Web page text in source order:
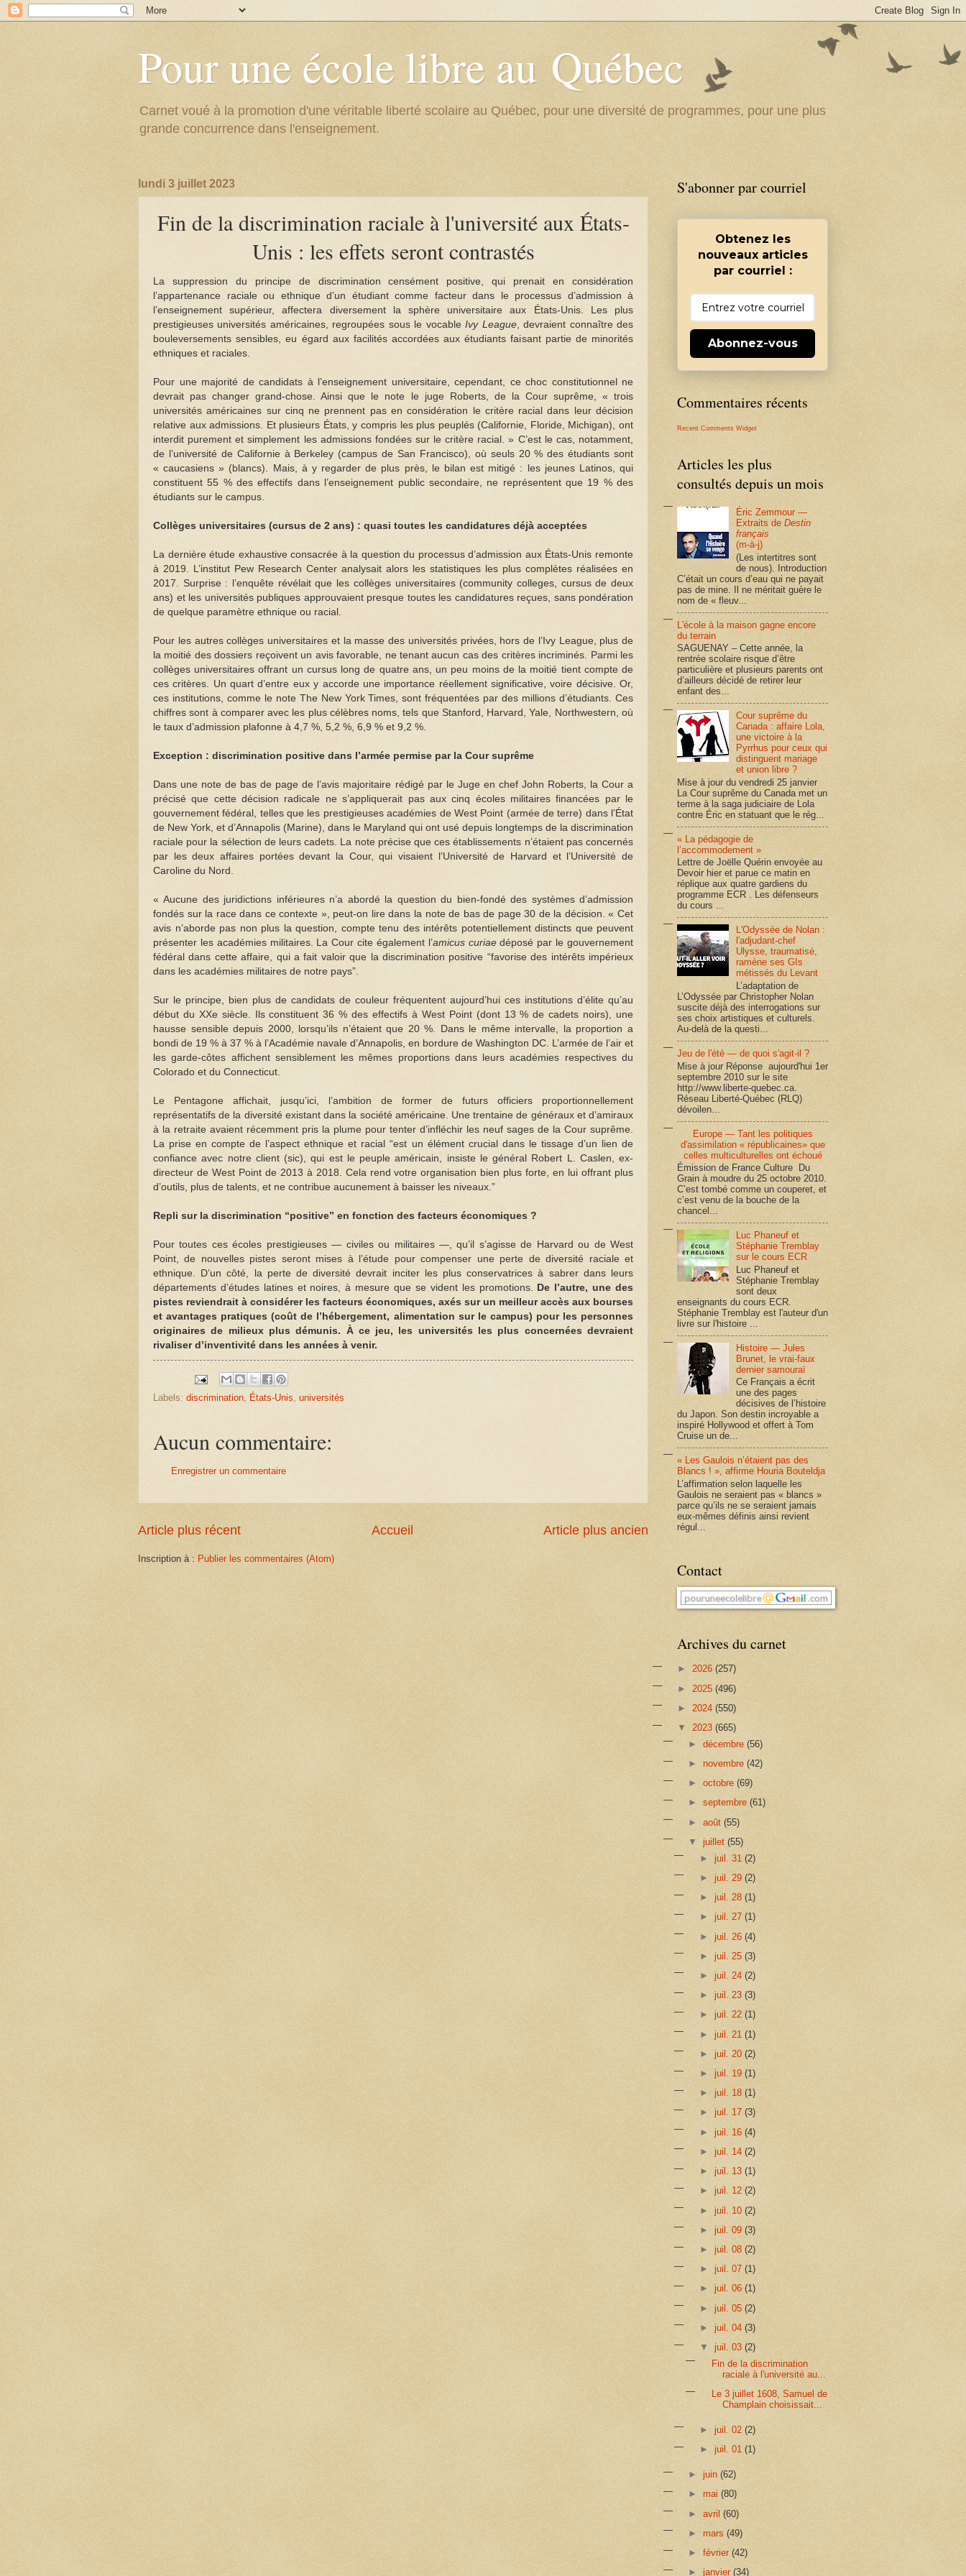
Pour une école libre au Québec
Carnet voué à la promotion d'une véritable liberté scolaire au Québec, pour une diversité de programmes, pour une plus
grande concurrence dans l'enseignement.
lundi 3 juillet 2023
Fin de la discrimination raciale à l'université aux États-
Unis : les effets seront contrastés
La suppression du principe de discrimination censément positive, qui prenait en considération
l’appartenance raciale ou ethnique d’un étudiant comme facteur dans le processus d’admission à
l’enseignement supérieur, affectera diversement la sphère universitaire aux États-Unis. Les plus
prestigieuses universités américaines, regroupées sous le vocableIvy League, devraient connaître des
bouleversements sensibles, eu égard aux facilités accordées aux étudiants faisant partie de minorités
ethniques et raciales.
Pour une majorité de candidats à l’enseignement universitaire, cependant, ce choc constitutionnel ne
devrait pas changer grand-chose. Ainsi que le note le juge Roberts, de la Cour suprême, « trois
universités américaines sur cinq ne prennent pas en considération le critère racial dans leur décision
relative aux admissions. Et plusieurs États, y compris les plus peuplés (Californie, Floride, Michigan), ont
interdit purement et simplement les admissions fondées sur le critère racial. » C’est le cas, notamment,
de l’université de Californie à Berkeley (campus de San Francisco), où seuls 20 % des étudiants sont
« caucasiens » (blancs). Mais, à y regarder de plus près, le bilan est mitigé : les jeunes Latinos, qui
constituent 55 % des effectifs dans l’enseignement public secondaire, ne représentent que 19 % des
étudiants sur le campus.
Collèges universitaires (cursus de 2 ans) : quasi toutes les candidatures déjà acceptées
La dernière étude exhaustive consacrée à la question du processus d’admission aux États-Unis remonte
à 2019. L’institut Pew Research Center analysait alors les statistiques les plus complètes réalisées en
2017. Surprise : l’enquête révélait que les collèges universitaires (community colleges, cursus de deux
ans) et les universités publiques approuvaient presque toutes les candidatures reçues, sans pondération
de quelque paramètre ethnique ou racial.
Pour les autres collèges universitaires et la masse des universités privées, hors de l’Ivy League, plus de
la moitié des dossiers reçoivent un avis favorable, ne tenant aucun cas des critères incriminés. Parmi les
collèges universitaires offrant un cursus long de quatre ans, un peu moins de la moitié tient compte de
ces critères. Un quart d’entre eux y accorde une importance réellement significative, voire décisive. Or,
ces institutions, comme le note The New York Times, sont fréquentées par des millions d’étudiants. Ces
chiffres sont à comparer avec les plus célèbres noms, tels que Stanford, Harvard, Yale, Northwestern, où
le taux d’admission plafonne à 4,7 %, 5,2 %, 6,9 % et 9,2 %.
Exception : discrimination positive dans l’armée permise par la Cour suprême
Dans une note de bas de page de l’avis majoritaire rédigé par le Juge en chef John Roberts, la Cour a
précisé que cette décision radicale ne s’appliquerait pas aux cinq écoles militaires financées par le
gouvernement fédéral, telles que les prestigieuses académies de West Point (armée de terre) dans l’État
de New York, et d’Annapolis (Marine), dans le Maryland qui ont usé depuis longtemps de la discrimination
raciale pour la sélection de leurs cadets. La note précise que ces établissements n’étaient pas concernés
par les deux affaires portées devant la Cour, qui visaient l’Université de Harvard et l’Université de
Caroline du Nord.
« Aucune des juridictions inférieures n’a abordé la question du bien-fondé des systèmes d’admission
fondés sur la race dans ce contexte », peut-on lire dans la note de bas de page 30 de la décision. « Cet
avis n’aborde pas non plus la question, compte tenu des intérêts potentiellement distincts que peuvent
présenter les académies militaires. La Cour cite également l’amicus curiaedéposé par le gouvernement
fédéral dans cette affaire, qui a fait valoir que la discrimination positive “favorise des intérêts impérieux
dans les académies militaires de notre pays”.
Sur le principe, bien plus de candidats de couleur fréquentent aujourd’hui ces institutions d’élite qu’au
début du XXe siècle. Ils constituent 36 % des effectifs à West Point (dont 13 % de cadets noirs), une
hausse sensible depuis 2000, lorsqu’ils n’étaient que 20 %. Dans le même intervalle, la proportion a
bondi de 19 % à 37 % à l’Académie navale d’Annapolis, en bordure de Washington DC. L’armée de l’air et
les garde-côtes affichent sensiblement les mêmes proportions dans leurs académies respectives du
Colorado et du Connecticut.
Le Pentagone affichait, jusqu’ici, l’ambition de former de futurs officiers proportionnellement
représentatifs de la diversité existant dans la société américaine. Une trentaine de généraux et d’amiraux
à la retraite avaient récemment pris la plume pour tenter d’infléchir les neuf sages de la Cour suprême.
La prise en compte de l’aspect ethnique et racial “est un élément crucial dans le tissage d’un lien de
confiance avec notre client (sic), qui est le peuple américain, insiste le général Robert L. Caslen, ex-
directeur de West Point de 2013 à 2018. Cela rend votre organisation bien plus forte, en lui offrant plus
d’outils, plus de talents, et ne contribue aucunement à baisser les niveaux.”
Repli sur la discrimination “positive” en fonction des facteurs économiques ?
Pour toutes ces écoles prestigieuses — civiles ou militaires —, qu’il s’agisse de Harvard ou de West
Point, de nouvelles pistes seront mises à l’étude pour compenser une perte de diversité raciale et
ethnique. D’un côté, la perte de diversité devrait inciter les plus conservatrices à sabrer dans leurs
départements d’études latines et noires, à mesure que se vident les promotions.
De l’autre, une des
pistes reviendrait à considérer les facteurs économiques, axés sur un meilleur accès aux bourses
et avantages pratiques (coût de l’hébergement, alimentation sur le campus) pour les personnes
originaires de milieux plus démunis. À ce jeu, les universités les plus concernées devraient
rivaliser d’inventivité dans les années à venir.
Labels: discrimination, États-Unis, universités
Aucun commentaire:
Enregistrer un commentaire
Article plus récent Article plus ancien
Accueil
Inscription à : Publier les commentaires (Atom)
S'abonner par courriel
Obtenez les
nouveaux articles
par courriel :
Abonnez-vous
Commentaires récents
Recent Comments Widget
Articles les plus
consultés depuis un mois
Éric Zemmour —
Extraits deDestin
français
(m-à-j)
(Les intertitres sont
de nous). Introduction
C’était un cours d’eau qui ne payait
pas de mine. Il ne méritait guère le
nom de « fleuv...
L'école à la maison gagne encore
du terrain
SAGUENAY – Cette année, la
rentrée scolaire risque d’être
particulière et plusieurs parents ont
d’ailleurs décidé de retirer leur
enfant des...
Cour suprême du
Canada : affaire Lola,
une victoire à la
Pyrrhus pour ceux qui
distinguent mariage
et union libre ?
Mise à jour du vendredi 25 janvier
La Cour suprême du Canada met un
terme à la saga judiciaire de Lola
contre Éric en statuant que le rég...
« La pédagogie de
l’accommodement »
Lettre de Joëlle Quérin envoyée au
Devoir hier et parue ce matin en
réplique aux quatre gardiens du
programme ECR . Les défenseurs
du cours ...
L'Odyssée de Nolan :
l'adjudant-chef
Ulysse, traumatisé,
ramène ses GIs
métissés du Levant
L’adaptation de
L’Odyssée par Christopher Nolan
suscite déjà des interrogations sur
ses choix artistiques et culturels.
Au-delà de la questi...
Jeu de l'été — de quoi s'agit-il ?
Mise à jour Réponse aujourd'hui 1er
septembre 2010 sur le site
http://www.liberte-quebec.ca.
Réseau Liberté-Québec (RLQ)
dévoilen...
Europe — Tant les politiques
d'assimilation « républicaines» que
celles multiculturelles ont échoué
Émission de France Culture Du
Grain à moudre du 25 octobre 2010.
C’est tombé comme un couperet, et
c’est venu de la bouche de la
chancel...
Luc Phaneuf et
Stéphanie Tremblay
sur le cours ECR
Luc Phaneuf et
Stéphanie Tremblay
sont deux
enseignants du cours ECR.
Stéphanie Tremblay est l'auteur d'un
livre sur l'histoire ...
Histoire — Jules
Brunet, le vrai-faux
dernier samouraï
Ce Français a écrit
une des pages
décisives de l’histoire
du Japon. Son destin incroyable a
inspiré Hollywood et offert à Tom
Cruise un de...
« Les Gaulois n’étaient pas des
Blancs ! », affirme Houria Bouteldja
L’affirmation selon laquelle les
Gaulois ne seraient pas « blancs »
parce qu’ils ne se seraient jamais
eux-mêmes définis ainsi revient
régul...
Contact
Archives du carnet
► 2026 (257)
► 2025 (496)
► 2024 (550)
▼ 2023 (665)
►décembre(56)
►novembre(42)
►octobre(69)
►septembre(61)
►août(55)
▼juillet(55)
► juil. 31 (2)
► juil. 29 (2)
► juil. 28 (1)
► juil. 27 (1)
► juil. 26 (4)
► juil. 25 (3)
► juil. 24 (2)
► juil. 23 (3)
► juil. 22 (1)
► juil. 21 (1)
► juil. 20 (2)
► juil. 19 (1)
► juil. 18 (1)
► juil. 17 (3)
► juil. 16 (4)
► juil. 14 (2)
► juil. 13 (1)
► juil. 12 (2)
► juil. 10 (2)
► juil. 09 (3)
► juil. 08 (2)
► juil. 07 (1)
► juil. 06 (1)
► juil. 05 (2)
► juil. 04 (3)
▼ juil. 03 (2)
Fin de la discrimination
raciale à l'université au...
Le 3 juillet 1608, Samuel de
Champlain choisissait...
► juil. 02 (2)
► juil. 01 (1)
► juin(62)
► mai(80)
►avril(60)
►mars(49)
►février(42)
►janvier(34)